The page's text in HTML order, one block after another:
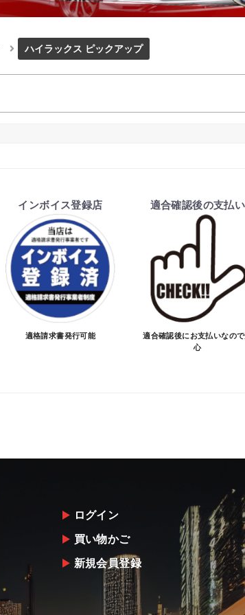
ハイラックス ピックアップ
インボイス登録店
適格請求書発行可能
適合確認後の支払い
適合確認後にお支払いなの
心
ログイン
買い物かご
新規会員登録